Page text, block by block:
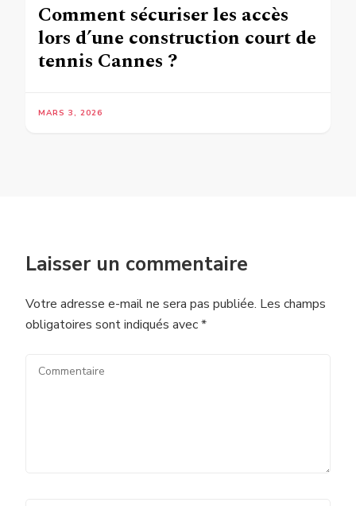
Comment sécuriser les accès
lors d’une construction court de
tennis Cannes ?
MARS 3, 2026
Laisser un commentaire
Votre adresse e-mail ne sera pas publiée. Les champs
obligatoires sont indiqués avec*